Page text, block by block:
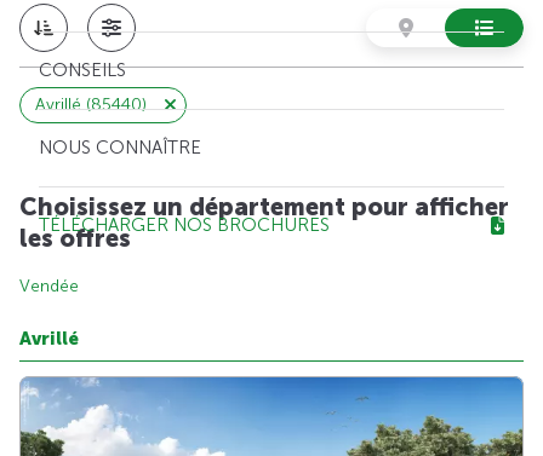
CONSEILS
NOUS CONNAÎTRE
TÉLÉCHARGER NOS BROCHURES
Avrillé (85440)
Choisissez un département pour afficher
les offres
Vendée
Avrillé